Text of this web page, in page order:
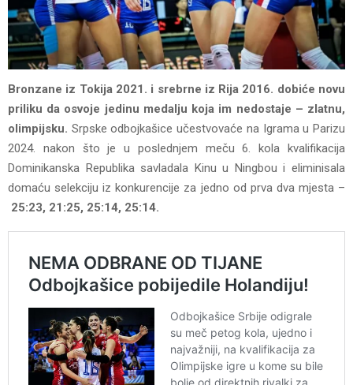
Bronzane iz Tokija 2021. i srebrne iz Rija 2016. dobiće novu
priliku da osvoje jedinu medalju koja im nedostaje – zlatnu,
olimpijsku. Srpske odbojkašice učestvovaće na Igrama u Parizu
2024. nakon što je u poslednjem meču 6. kola kvalifikacija
Dominikanska Republika savladala Kinu u Ningbou i eliminisala
domaću selekciju iz konkurencije za jedno od prva dva mjesta –
25:23, 21:25, 25:14, 25:14.